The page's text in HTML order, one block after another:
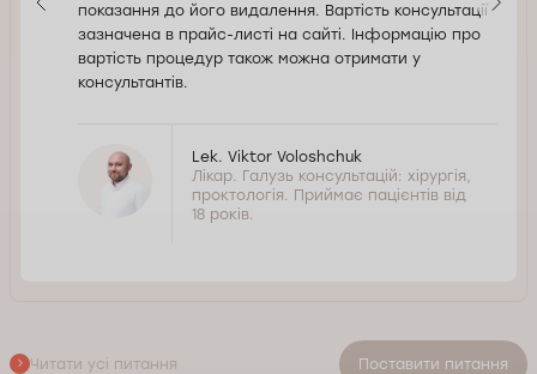
показання до його видалення. Вартість консультації
зазначена в прайс-листі на сайті. Інформацію про
вартість процедур також можна отримати у
консультантів.
Lek. Viktor Voloshchuk
Лікар. Галузь консультацій: хірургія,
проктологія. Приймає пацієнтів від
18 років.
Читати усі питання Поставити питання